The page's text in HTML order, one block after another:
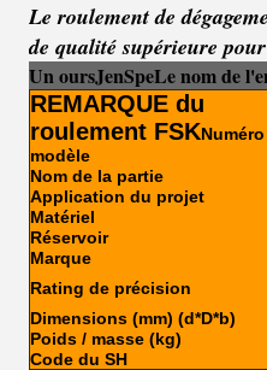
Le roulement de
de qualité supérieure
Un oursJenSpeLe nom de
REMARQUE du
roulement FSK
modèle
Nom de la partie
Application du projet
Matériel
Réservoir
Marque
Rating de précision
Dimensions (mm) (d*D*b)
Poids / masse (kg)
Code du SH